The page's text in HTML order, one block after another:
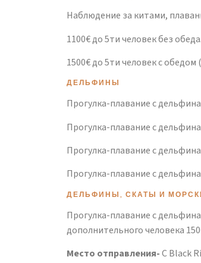
Наблюдение за китами,
1100€ до 5ти человек без
1500€ до 5ти человек с
ДЕЛЬФИНЫ
Прогулка-плавание с
Прогулка-плавание с
Прогулка-плавание с
Прогулка-плавание с
ДЕЛЬФИНЫ, СКАТЫ И
Прогулка-плавание с
дополнительного человека
Место отправления-C Black